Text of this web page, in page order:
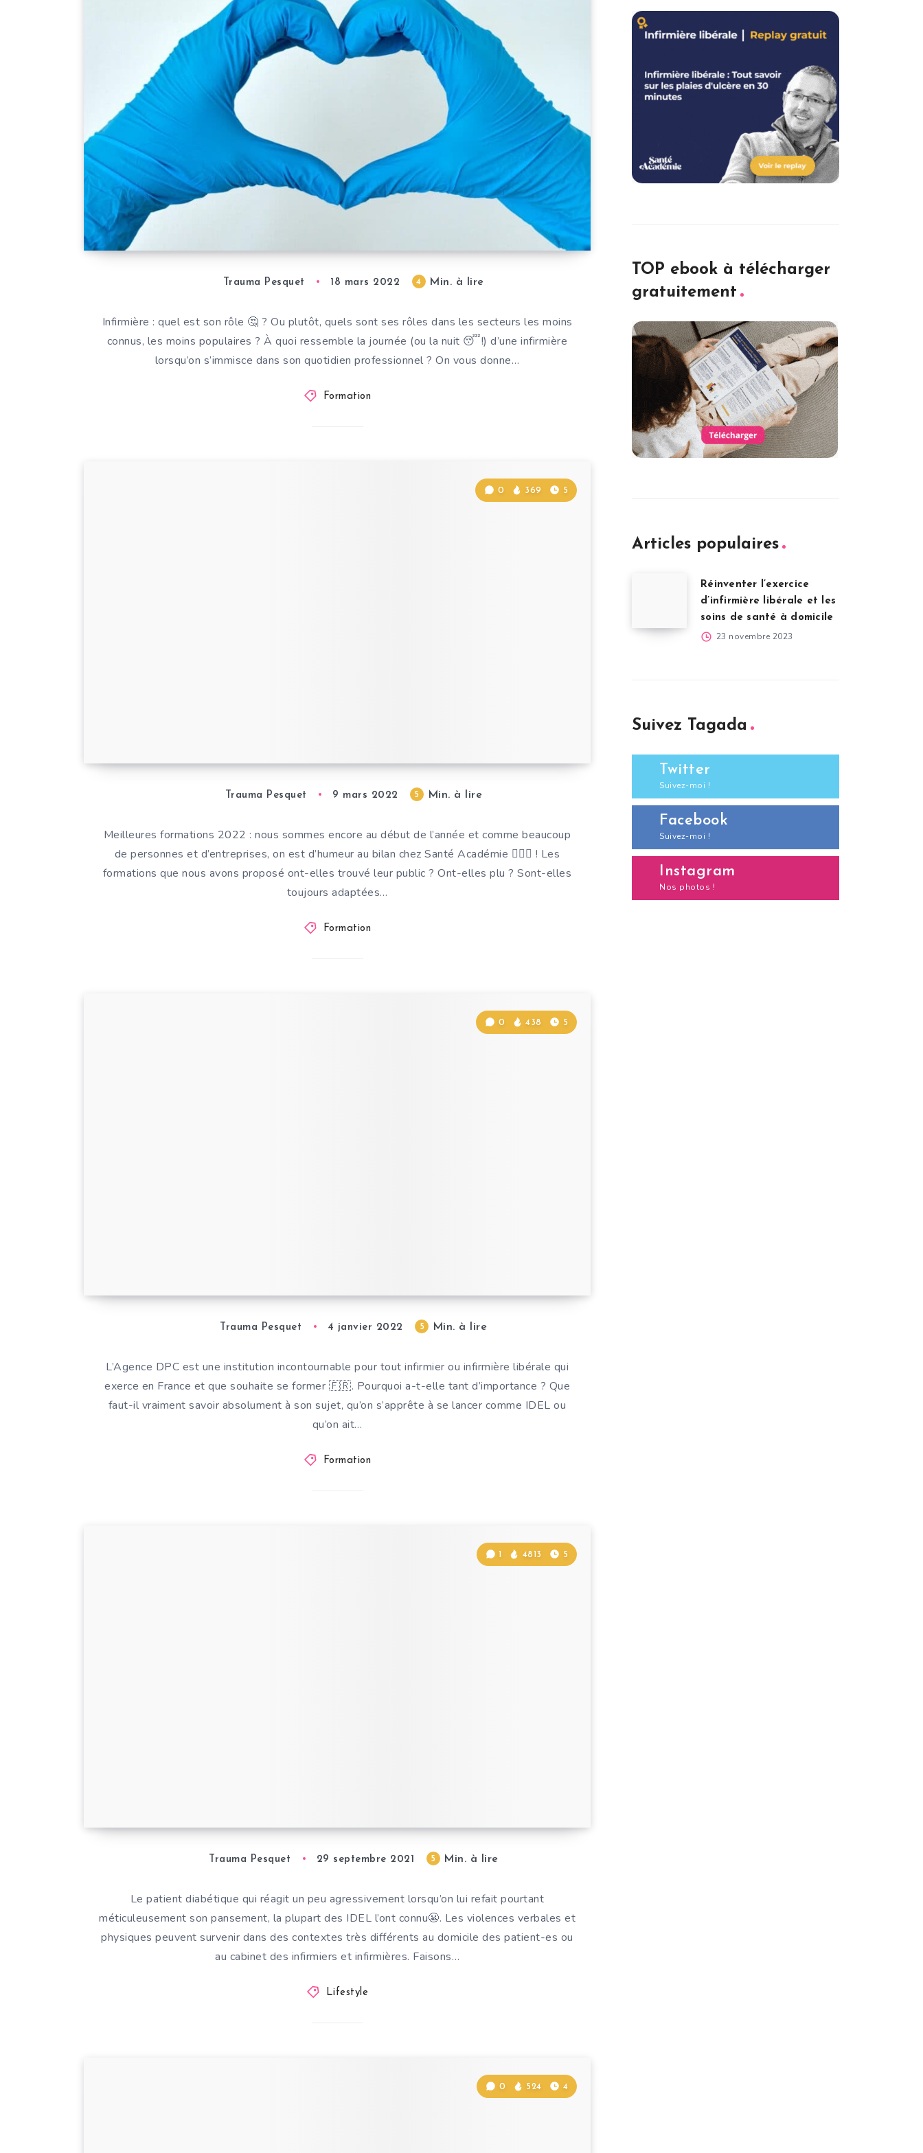
Trauma Pesquet 18 mars 2022 4 Min. à lire
Infirmière : quel est son rôle 🤔 ? Ou plutôt, quels sont ses rôles dans les secteurs les moins
connus, les moins populaires ? À quoi ressemble la journée (ou la nuit 😴!) d’une infirmière
lorsqu’on s’immisce dans son quotidien professionnel ? On vous donne…
Formation
0 369 5
Trauma Pesquet 9 mars 2022 5 Min. à lire
Meilleures formations 2022 : nous sommes encore au début de l’année et comme beaucoup
de personnes et d’entreprises, on est d’humeur au bilan chez Santé Académie 👨🏿‍⚖️ ! Les
formations que nous avons proposé ont-elles trouvé leur public ? Ont-elles plu ? Sont-elles
toujours adaptées…
Formation
0 438 5
Trauma Pesquet 4 janvier 2022 5 Min. à lire
L’Agence DPC est une institution incontournable pour tout infirmier ou infirmière libérale qui
exerce en France et que souhaite se former 🇫🇷. Pourquoi a-t-elle tant d’importance ? Que
faut-il vraiment savoir absolument à son sujet, qu’on s’apprête à se lancer comme IDEL ou
qu’on ait…
Formation
1 4813 5
Trauma Pesquet 29 septembre 2021 5 Min. à lire
Le patient diabétique qui réagit un peu agressivement lorsqu’on lui refait pourtant
méticuleusement son pansement, la plupart des IDEL l’ont connu😬. Les violences verbales et
physiques peuvent survenir dans des contextes très différents au domicile des patient-es ou
au cabinet des infirmiers et infirmières. Faisons…
Lifestyle
0 524 4
TOP ebook à télécharger
gratuitement
Articles populaires
Réinventer l’exercice
d’infirmière libérale et les
soins de santé à domicile
23 novembre 2023
Suivez Tagada
Twitter
Suivez-moi !
Facebook
Suivez-moi !
Instagram
Nos photos !